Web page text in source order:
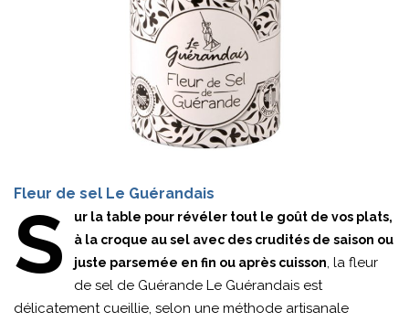
Fleur de sel Le Guérandais
S
ur la table pour révéler tout le goût de vos plats,
à la croque au sel avec des crudités de saison ou
juste parsemée en fin ou après cuisson, la fleur
de sel de Guérande Le Guérandais est
délicatement cueillie, selon une méthode artisanale